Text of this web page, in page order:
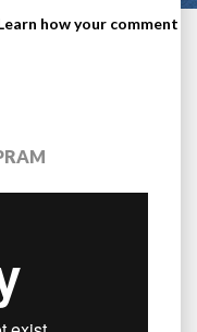
how your comment